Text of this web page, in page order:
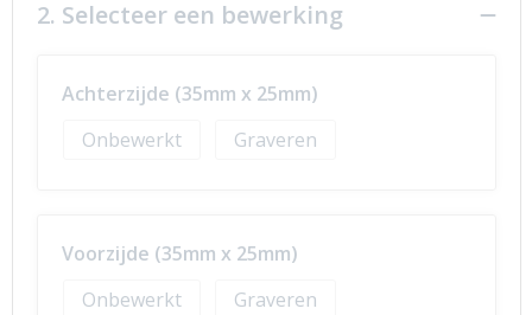
2. Selecteer een bewerking
Achterzijde (35mm x 25mm)
Onbewerkt
Graveren
Voorzijde (35mm x 25mm)
Onbewerkt
Graveren